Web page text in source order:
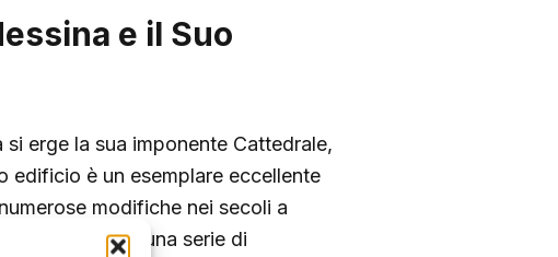
e il Suo
erge la sua imponente Cattedrale,
edificio è un esemplare eccellente
modifiche nei secoli a
è il risultato di una serie di